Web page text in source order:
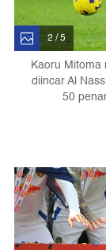
2 / 5
Kaoru
diincar Al
50